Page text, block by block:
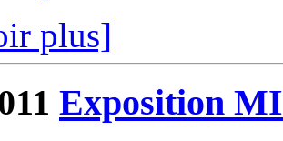
plus]
Exposition